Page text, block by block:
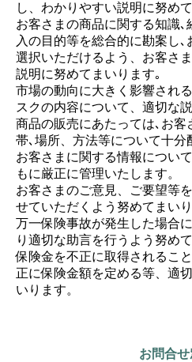
し、わかりやすい説明に努め
お客さまの商品に関する知識
入の目的等を総合的に勘案し
選択いただけるよう、お客さ
説明に努めてまいります｡
市場の動向に大きく影響され
スクの内容について、適切な
商品の販売にあたっては､お客
帯､場所、方法等について十分
お客さまに関する情報につい
もに厳正に管理いたします。
お客さまのご意見、ご要望等
せていただくよう努めてまいり
万一保険事故が発生した場合
り適切な助言を行うよう努め
保険金を不正に取得されるこ
正に保険金額を定める等、適
いります。
お問合せ